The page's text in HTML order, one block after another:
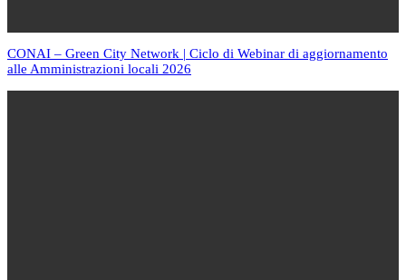
CONAI – Green City Network | Ciclo di Webinar di aggiornamento
alle Amministrazioni locali 2026